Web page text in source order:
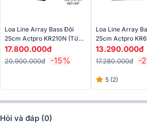
Loa Line Array Bass Đôi
25cm Actpro KR210N (Từ
Neo, 600/2400W)
17.800.000đ
20.900.000đ -15%
Loa Line Array
25cm Actpro
Ferrite, 700W/
13.290.000đ
17.280.000đ -
5 (2)
Hỏi và đáp (0)